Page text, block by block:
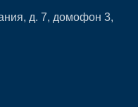
д. 7, домофон 3,